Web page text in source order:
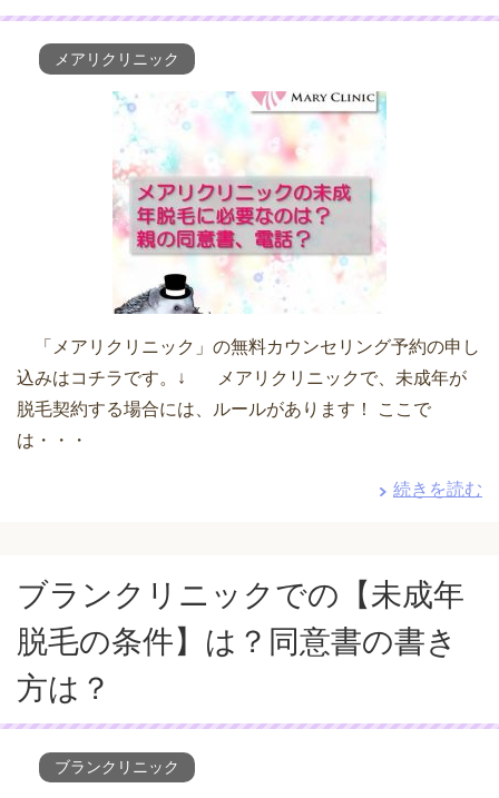
メアリクリニック
「メアリクリニック」の無料カウンセリング予約の申し
込みはコチラです。↓ メアリクリニックで、未成年が
脱毛契約する場合には、ルールがあります！ ここで
は・・・
続きを読む
ブランクリニックでの【未成年
脱毛の条件】は？同意書の書き
方は？
ブランクリニック